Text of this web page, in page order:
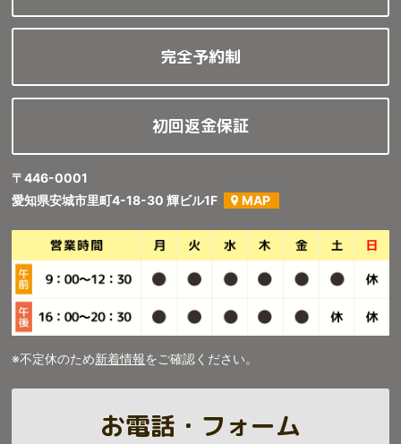
完全予約制
初回返金保証
〒446-0001
愛知県安城市里町4-18-30 輝ビル1F
MAP
※不定休のため新着情報をご確認ください。
お電話・フォーム